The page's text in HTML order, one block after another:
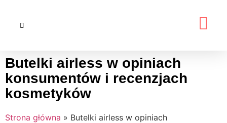
Butelki airless w opiniach
konsumentów i recenzjach
kosmetyków
Strona główna » Butelki airless w opiniach